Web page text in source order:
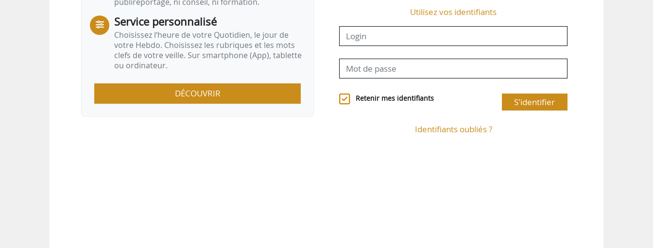
Service personnalisé
Choisissez l‘heure de votre Quotidien, le jour de
votre Hebdo. Choisissez les rubriques et les mots
clefs de votre veille. Sur smartphone (App), tablette
ou ordinateur.
DÉCOUVRIR
Utilisez vos identifiants
Retenir mes identifiants S'identifier
Identifiants oubliés ?